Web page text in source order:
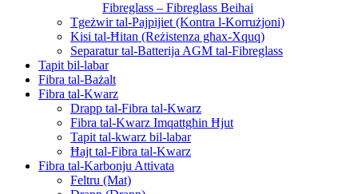
Fibreglass – Fibreglass Beihai
Tgeżwir tal-Pajpijiet (Kontra l-Korrużjoni)
Kisi tal-Ħitan (Reżistenza għax-Xquq)
Separatur tal-Batterija AGM tal-Fibreglass
Tapit bil-labar
Fibra tal-Bażalt
Fibra tal-Kwarz
Drapp tal-Fibra tal-Kwarz
Fibra tal-Kwarz Imqattgħin Ħjut
Tapit tal-kwarz bil-labar
Ħajt tal-Fibra tal-Kwarz
Fibra tal-Karbonju Attivata
Feltru (Mat)